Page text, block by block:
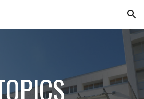
Skip to navigation